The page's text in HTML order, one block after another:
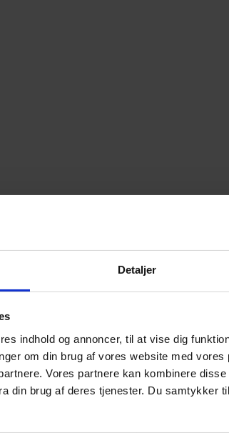
Detaljer
indhold og annoncer, til at vise dig
om din brug af vores website med vores
Vores partnere kan kombinere
din brug af deres tjenester. Du samtykker